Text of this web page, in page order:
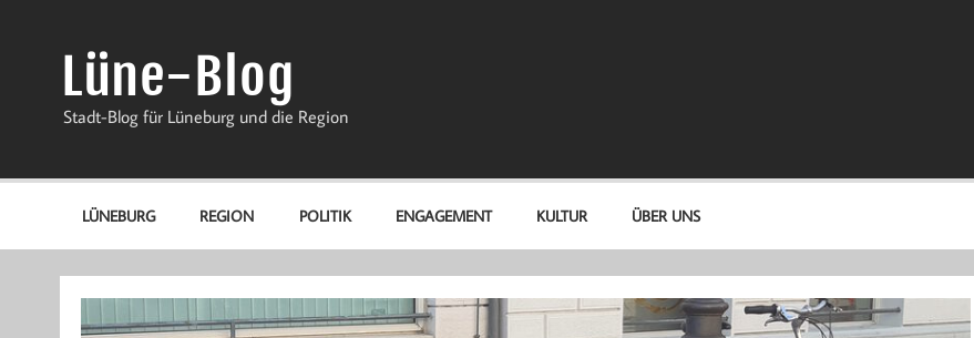
Lüne-Blog
Stadt-Blog für Lüneburg und die Region
LÜNEBURG REGION POLITIK ENGAGEMENT KULTUR ÜBER UNS